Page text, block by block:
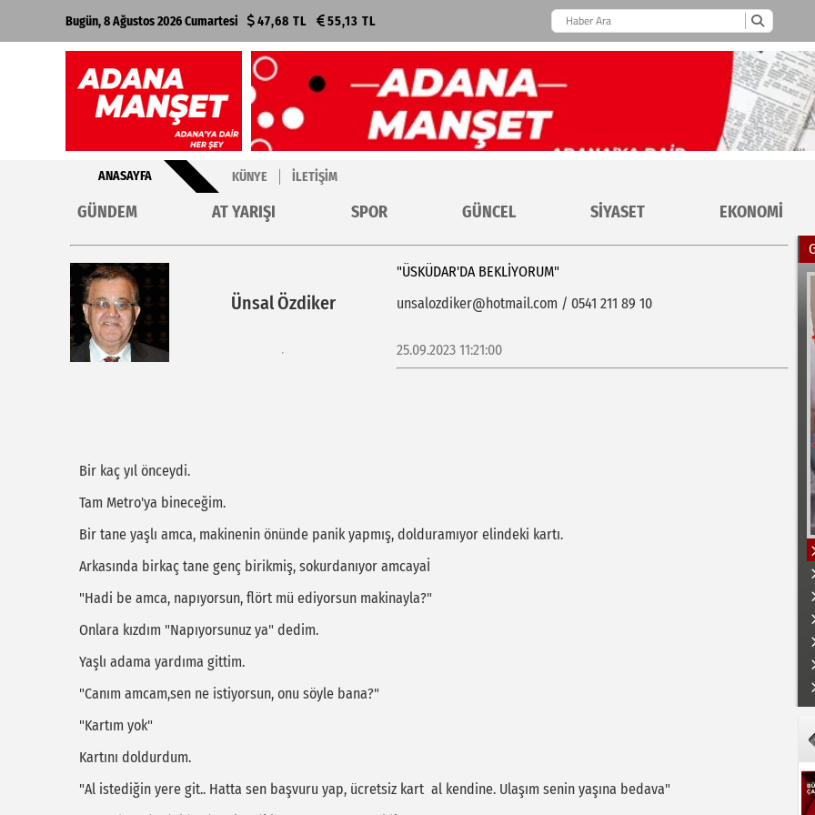
Bugün, 8 Ağustos 2026 Cumartesi 47,68 TL 55,13 TL
ANASAYFA KÜNYE İLETIŞIM
GÜNDEM AT YARIŞI SPOR GÜNCEL SİYASET EKONOMİ
Ünsal Özdiker
"ÜSKÜDAR'DA BEKLIYORUM"
unsalozdiker@hotmail.com / 0541 211 89 10
25.09.2023 11:21:00
Bir kaç yıl önceydi.
Tam Metro'ya bineceğim.
Bir tane yaşlı amca, makinenin önünde panik yapmış, dolduramıyor elindeki kartı.
Arkasında birkaç tane genç birikmiş, sokurdanıyor amcayaİ
"Hadi be amca, napıyorsun, flört mü ediyorsun makinayla?"
Onlara kızdım "Napıyorsunuz ya" dedim.
Yaşlı adama yardıma gittim.
"Canım amcam,sen ne istiyorsun, onu söyle bana?"
"Kartım yok"
Kartını doldurdum.
"Al istediğin yere git.. Hatta sen başvuru yap, ücretsiz kart al kendine. Ulaşım senin yaşına bedava"